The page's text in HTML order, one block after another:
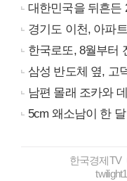
대한민국을 뒤흔든
경기도 이천, 아파
한국로또, 8월부터
삼성 반도체 옆, 고
남편 몰래 조카와
5cm 왜소남이 한
한국경제